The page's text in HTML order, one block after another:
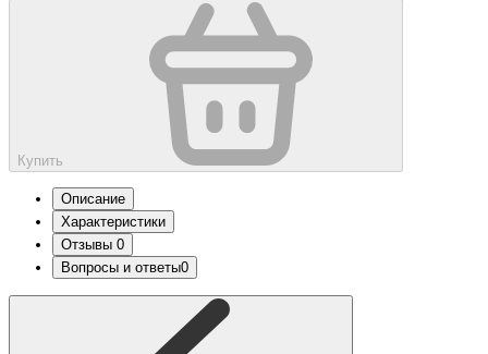
Купить
Описание
Характеристики
Отзывы 0
Вопросы и ответы0